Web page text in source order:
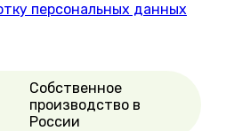
персональных данных
Собственное
производство в
России